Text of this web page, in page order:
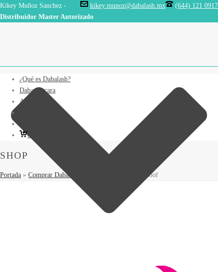
(644) 121 0917
kikey.munoz@dabalash.mx
Kikey Muñoz Sanchez -
Distribuidor Master Autorizado
¿Qué es Dabalash?
Dabamascara
Aplicación
Compra Ahora
SHOP
Portada » Comprar Dabalash Daba Mascara Waterproof